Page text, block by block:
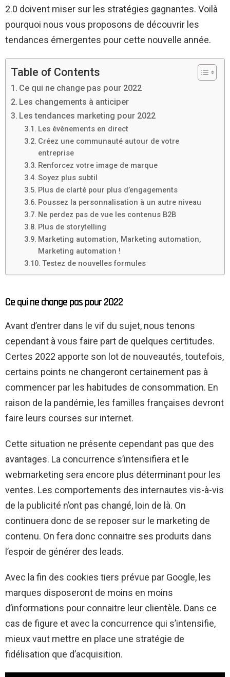
2.0 doivent miser sur les stratégies gagnantes. Voilà
pourquoi nous vous proposons de découvrir les
tendances émergentes pour cette nouvelle année.
Table of Contents
Ce qui ne change pas pour 2022
Les changements à anticiper
Les tendances marketing pour 2022
Les évènements en direct
Créez une communauté autour de votre
entreprise
Renforcez votre image de marque
Soyez plus subtil
Plus de clarté pour plus d’engagements
Poussez la personnalisation à un autre niveau
Ne perdez pas de vue les contenus B2B
Plus de storytelling
Marketing automation, Marketing automation,
Marketing automation !
Testez de nouvelles formules
Ce qui ne change pas pour 2022
Avant d’entrer dans le vif du sujet, nous tenons
cependant à vous faire part de quelques certitudes.
Certes 2022 apporte son lot de nouveautés, toutefois,
certains points ne changeront certainement pas à
commencer par les habitudes de consommation. En
raison de la pandémie, les familles françaises devront
faire leurs courses sur internet.
Cette situation ne présente cependant pas que des
avantages. La concurrence s’intensifiera et le
webmarketing sera encore plus déterminant pour les
ventes. Les comportements des internautes vis-à-vis
de la publicité n’ont pas changé, loin de là. On
continuera donc de se reposer sur le marketing de
contenu. On fera donc connaitre ses produits dans
l’espoir de générer des leads.
Avec la fin des cookies tiers prévue par Google, les
marques disposeront de moins en moins
d’informations pour connaitre leur clientèle. Dans ce
cas de figure et avec la concurrence qui s’intensifie,
mieux vaut mettre en place une stratégie de
fidélisation que d’acquisition.